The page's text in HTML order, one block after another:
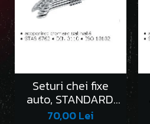
Seturi chei fixe
auto, STANDARD,
în clemă/6 bucati
70,00 Lei